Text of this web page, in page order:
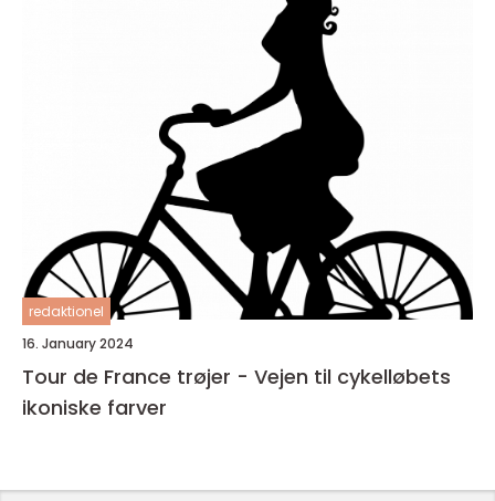
redaktionel
16. January 2024
Tour de France trøjer - Vejen til cykelløbets
ikoniske farver